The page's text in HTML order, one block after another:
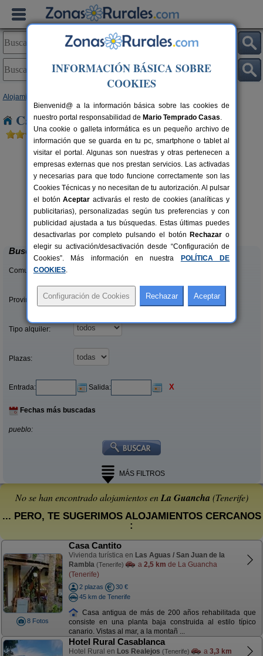
Alojamientos
Casas Rurales cerca de La Guancha
4 pers.
desde55 €
Casa Rural Santa Lucía
Puntallana (Tenerife)
Buscar
Comunidades:
Provincias/Islas:
Tipo alquiler:
Plazas:
Entrada: Salida: X
Fechas más buscadas
pueblo:
MÁS FILTROS
No se han encontrado alojamientos enLa Guancha (Tenerife)
... PERO, TE SUGERIMOS ALOJAMIENTOS CERCANOS
:
8 Fotos
Casa Cantito
Vivienda turística en Las Aguas / San Juan de la
Rambla (Tenerife) a 2,5 km de La Guancha
(Tenerife)
2 plazas
30 €
45 km de Tenerife
Casa antigua de más de 200 años rehabilitada que
consiste en una planta baja construida al estilo típico
canario. Vistas al mar, a la montañ ...
Hotel Rural Casablanca
Hotel Rural en Los Realejos (Tenerife) a 3,3 km
INFORMACIÓN BÁSICA SOBRE
COOKIES
Bienvenid@ a la información básica sobre las cookies de
nuestro portal responsabilidad de Mario Temprado Casas.
Una cookie o galleta informática es un pequeño archivo de
información que se guarda en tu pc, smartphone o tablet al
visitar el portal. Algunas son nuestras y otras pertenecen a
empresas externas que nos prestan servicios. Las activadas
y necesarias para que todo funcione correctamente son las
Cookies Técnicas y no necesitan de tu autorización. Al pulsar
el botónAceptar activarás el resto de cookies (analíticas y
publicitarias), personalizadas según tus preferencias y con
publicidad ajustada a tus búsquedas. Estas últimas puedes
desactivarlas por completo pulsando el botón Rechazar o
elegir su activación/desactivación desde “Configuración de
Cookies”. Más información en nuestra
POLÍTICA DE
COOKIES.